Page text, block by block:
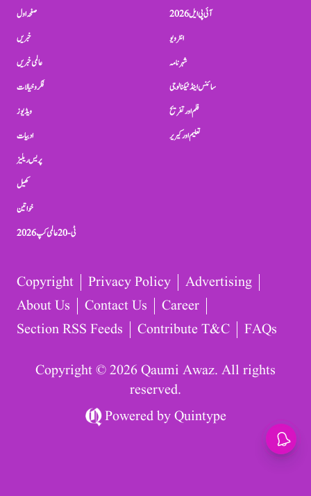
صفحہ اول
خبریں
عالمی خبریں
فکر و خیالات
ویڈیوز
ادبیات
پریس ریلیز
کھیل
خواتین
ٹی-20 عالمی کپ 2026
آئی پی ایل 2026
انٹرویو
شہرنامہ
سائنس اینڈ ٹیکنالوجی
فلم اور تفریح
تعلیم اور کیریر
Copyright Privacy Policy
Advertising
About Us
Contact Us
Career
Section RSS Feeds
Contribute T&C FAQs
Copyright © 2026 Qaumi Awaz. All rights
reserved.
Powered byQuintype